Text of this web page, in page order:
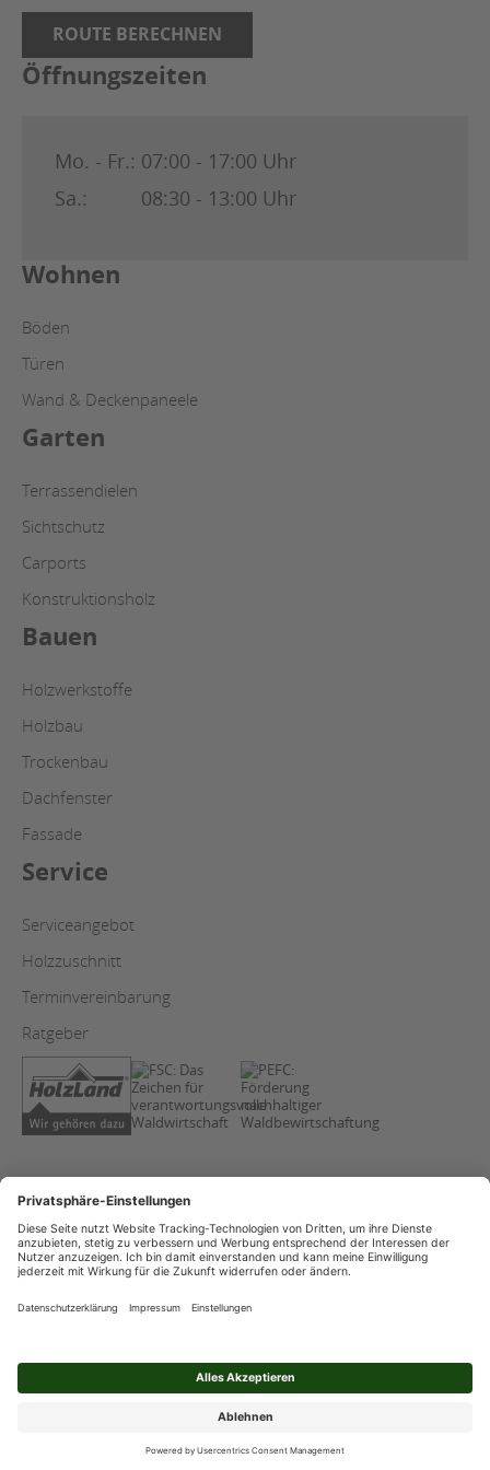
ROUTE BERECHNEN
Öffnungszeiten
Mo. - Fr.: 07:00 - 17:00 Uhr
Sa.:
08:30 - 13:00 Uhr
Wohnen
Böden
Türen
Wand & Deckenpaneele
Garten
Terrassendielen
Sichtschutz
Carports
Konstruktionsholz
Bauen
Holzwerkstoffe
Holzbau
Trockenbau
Dachfenster
Fassade
Service
Serviceangebot
Holzzuschnitt
Terminvereinbarung
Ratgeber
AGB
Datenschutz
Impressum
Streitschlichtung